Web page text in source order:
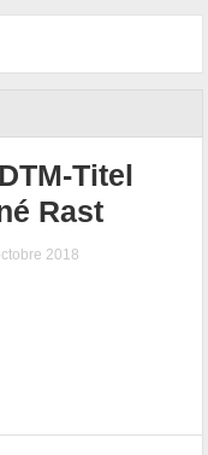
Titel
Rast
2018